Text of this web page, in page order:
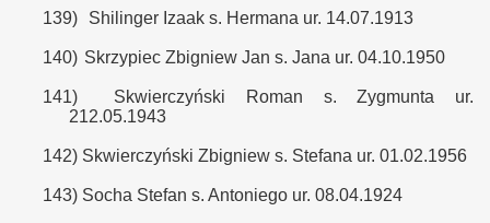
139) Shilinger Izaak s. Hermana ur. 14.07.1913
140) Skrzypiec Zbigniew Jan s. Jana ur. 04.10.1950
141)
Skwierczyński Roman s. Zygmunta ur.
212.05.1943
142) Skwierczyński Zbigniew s. Stefana ur. 01.02.1956
143) Socha Stefan s. Antoniego ur. 08.04.1924